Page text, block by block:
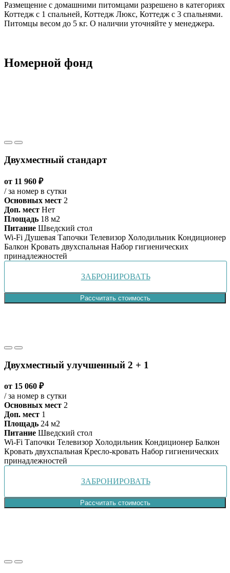
Размещение с домашними питомцами разрешено в категориях
Коттедж с 1 спальней, Коттедж Люкс, Коттедж с 3 спальнями.
Питомцы весом до 5 кг. О наличии уточняйте у менеджера.
Номерной фонд
Двухместный стандарт
от 11 960 ₽
/ за номер в сутки
Основных мест 2
Доп. мест Нет
Площадь 18 м2
Питание Шведский стол
Wi-Fi Душевая Тапочки Телевизор Холодильник Кондиционер
Балкон Кровать двухспальная Набор гигиенических
принадлежностей
ЗАБРОНИРОВАТЬ
Рассчитать стоимость
Двухместный улучшенный 2 + 1
от 15 060 ₽
/ за номер в сутки
Основных мест 2
Доп. мест 1
Площадь 24 м2
Питание Шведский стол
Wi-Fi Тапочки Телевизор Холодильник Кондиционер Балкон
Кровать двухспальная Кресло-кровать Набор гигиенических
принадлежностей
ЗАБРОНИРОВАТЬ
Рассчитать стоимость